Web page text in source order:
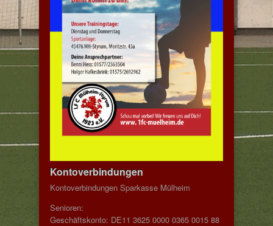
Kontoverbindungen
Kontoverbindungen Sparkasse Mülheim
Senioren:
Geschäftskonto: DE11 3625 0000 0365 0015 88